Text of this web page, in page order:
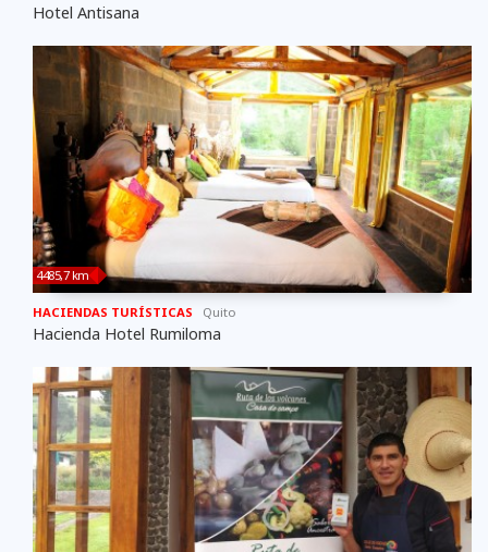
Hotel Antisana
4485,7 km
HACIENDAS TURÍSTICAS Quito
Hacienda Hotel Rumiloma